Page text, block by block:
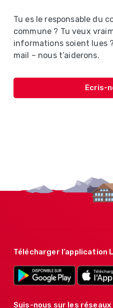
Tu es le responsable du
commune ? Tu veux
informations soient lues
mail – nous t’aiderons.
Ecris-
Télécharger l’application
Suis-nous sur les réseaux